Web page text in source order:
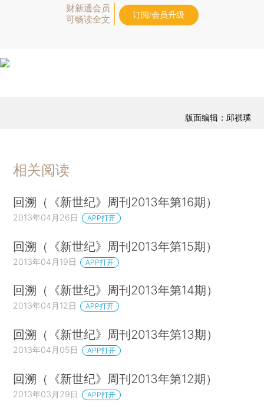
财新通会员
可畅读全文
订阅/会员升级
版面编辑：邱祺璞
相关阅读
回溯（《新世纪》周刊2013年第16期）
2013年04月26日 APP打开
回溯（《新世纪》周刊2013年第15期）
2013年04月19日 APP打开
回溯（《新世纪》周刊2013年第14期）
2013年04月12日 APP打开
回溯（《新世纪》周刊2013年第13期）
2013年04月05日 APP打开
回溯（《新世纪》周刊2013年第12期）
2013年03月29日 APP打开